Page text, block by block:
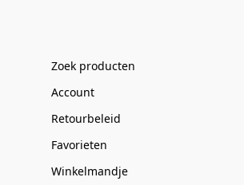
Zoek producten
Account
Retourbeleid
Favorieten
Winkelmandje